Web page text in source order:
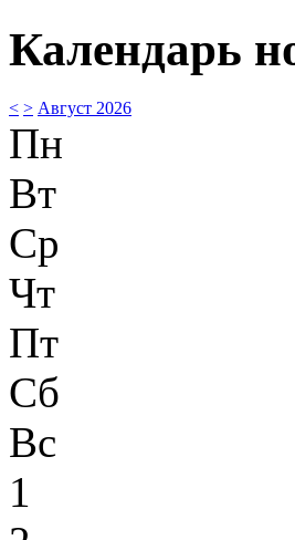
Календарь
< > Август 2026
Пн
Вт
Ср
Чт
Пт
Сб
Вс
1